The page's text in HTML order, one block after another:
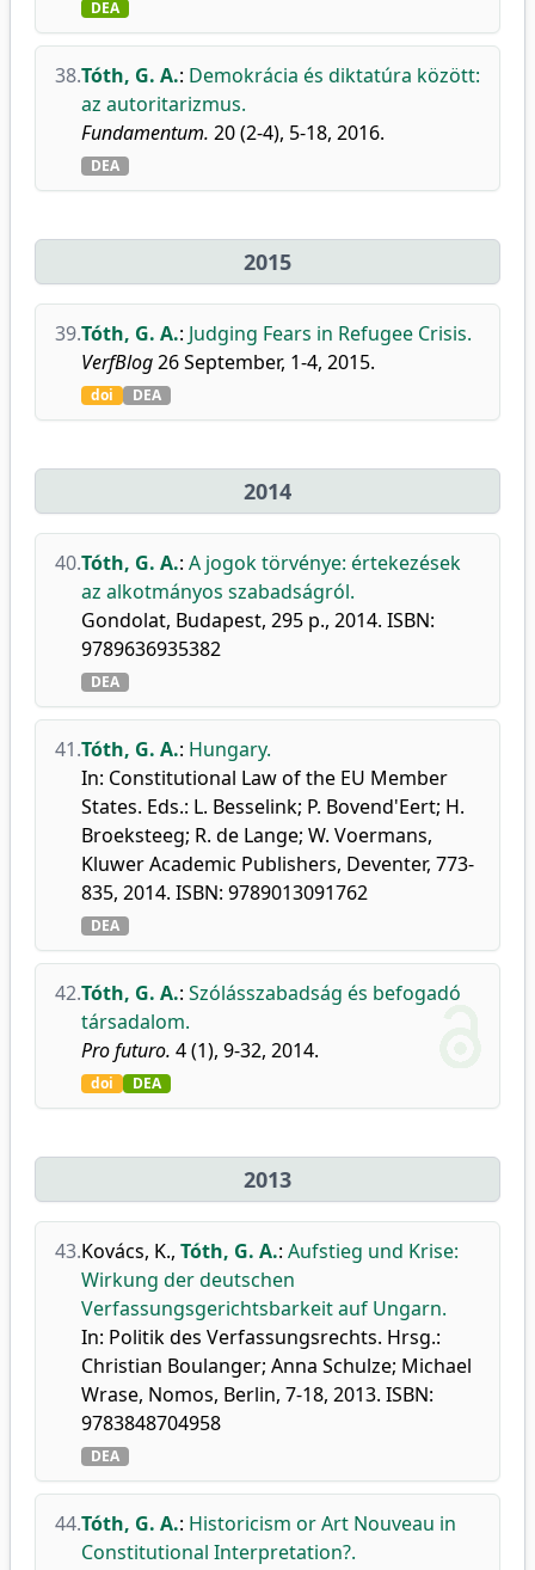
DEA
38.Tóth, G. A.: Demokrácia és diktatúra között:
az autoritarizmus.
Fundamentum. 20 (2-4), 5-18, 2016.
DEA
2015
39.Tóth, G. A.: Judging Fears in Refugee Crisis.
VerfBlog26 September, 1-4, 2015.
doi DEA
2014
40.Tóth, G. A.: A jogok törvénye: értekezések
az alkotmányos szabadságról.
Gondolat, Budapest, 295 p., 2014. ISBN:
9789636935382
DEA
41.Tóth, G. A.: Hungary.
In: Constitutional Law of the EU Member
States. Eds.: L. Besselink; P. Bovend'Eert; H.
Broeksteeg; R. de Lange; W. Voermans,
Kluwer Academic Publishers, Deventer, 773-
835, 2014. ISBN: 9789013091762
DEA
42.Tóth, G. A.: Szólásszabadság és befogadó
társadalom.
Pro futuro. 4 (1), 9-32, 2014.
doi DEA
2013
43.Kovács, K., Tóth, G. A.: Aufstieg und Krise:
Wirkung der deutschen
Verfassungsgerichtsbarkeit auf Ungarn.
In: Politik des Verfassungsrechts. Hrsg.:
Christian Boulanger; Anna Schulze; Michael
Wrase, Nomos, Berlin, 7-18, 2013. ISBN:
9783848704958
DEA
44.Tóth, G. A.: Historicism or Art Nouveau in
Constitutional Interpretation?.